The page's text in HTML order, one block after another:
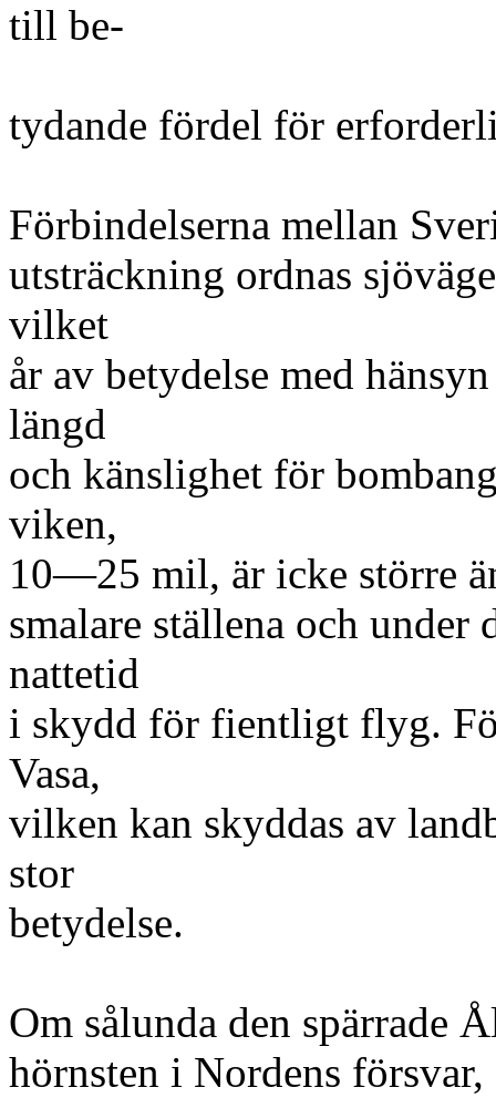
till be-
tydande fördel för
Förbindelserna mellan
utsträckning ordnas
vilket
år av betydelse med
längd
och känslighet för
viken,
10—25 mil, är icke större
smalare ställena och under
nattetid
i skydd för fientligt flyg.
Vasa,
vilken kan skyddas av
stor
betydelse.
Om sålunda den spärrade
hörnsten i Nordens